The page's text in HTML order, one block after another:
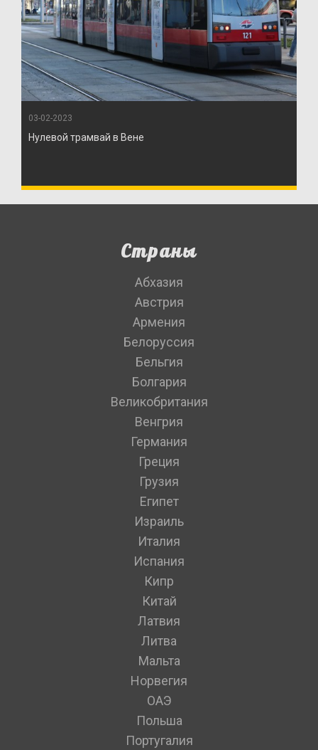
03-02-2023
Нулевой трамвай в Вене
Страны
Абхазия
Австрия
Армения
Белоруссия
Бельгия
Болгария
Великобритания
Венгрия
Германия
Греция
Грузия
Египет
Израиль
Италия
Испания
Кипр
Китай
Латвия
Литва
Мальта
Норвегия
ОАЭ
Польша
Португалия